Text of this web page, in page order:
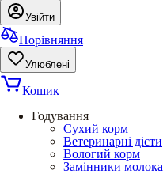
Увійти
Порівняння
Улюблені
Кошик
Годування
Сухий корм
Ветеринарні дієти
Вологий корм
Замінники молока